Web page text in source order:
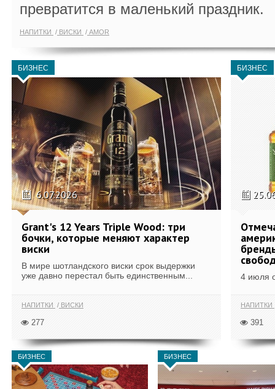
превратится в маленький праздник.
НАПИТКИ ВИСКИ AMOR
БИЗНЕС
6.07.2026
Grant's 12 Years Triple Wood: три
бочки, которые меняют характер
виски
В мире шотландского виски срок выдержки
уже давно перестал быть единственным...
НАПИТКИ ВИСКИ
277
БИЗНЕС
4 июля
НАПИТКИ
391
БИЗНЕС БИЗНЕС